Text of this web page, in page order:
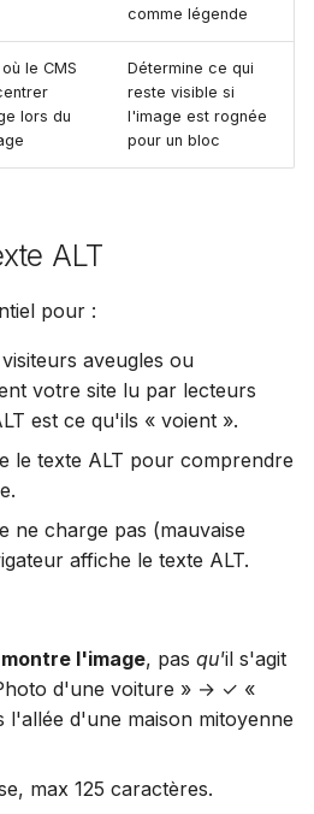
comme légende
le CMS
lors du
Détermine ce qui
reste visible si
l'image est rognée
pour un bloc
ALT
pour :
aveugles ou
votre site lu par lecteurs
est ce qu'ils « voient ».
le texte ALT pour comprendre
ne charge pas (mauvaise
affiche le texte ALT.
l'image, pas qu'il s'agit
d'une voiture » → ✓ «
l'allée d'une maison mitoyenne
max 125 caractères.